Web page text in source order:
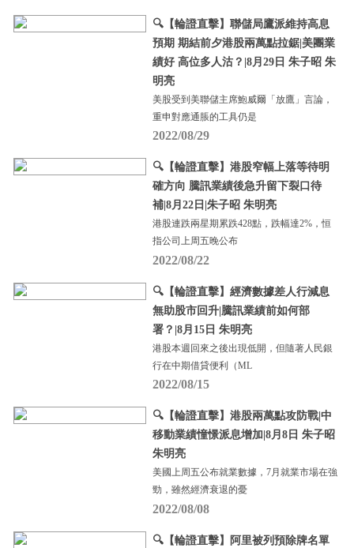
🔍【輪證直擊】聯儲局鷹派維持高息
預期 期結前夕港股兩萬點拉鋸|美團業
績好 高位多人沽？|8月29日 朱子昭 朱
明亮
美股受到美聯儲主席鮑威爾「放鷹」言論，
重申對應通脹的工具仍是
2022/08/29
🔍【輪證直擊】港股窄幅上落等待明
確方向 騰訊業績後急升留下裂口待
補|8月22日|朱子昭 朱明亮
港股連跌兩星期累跌428點，跌幅達2%，恒
指公司上周五晚公布
2022/08/22
🔍【輪證直擊】經濟數據差人行減息
無助股市回升|騰訊業績前如何部
署？|8月15日 朱明亮
港股本週回來之後出現低開，但隨著人民銀
行在中期借貸便利（ML
2022/08/15
🔍【輪證直擊】港股兩萬點攻防戰|中
移動業績憧憬派息增加|8月8日 朱子昭
朱明亮
美國上周五公布就業數據，7月就業市場在強
勁，雖然經濟衰退的憂
2022/08/08
🔍【輪證直擊】阿里被列預除牌名單